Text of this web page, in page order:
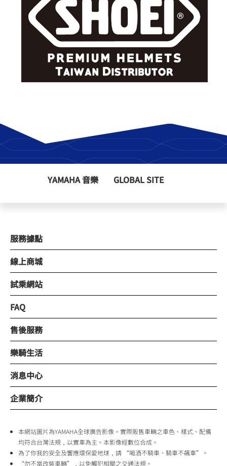
YAMAHA 音樂 GLOBAL SITE
服務據點
線上商城
試乘網站
FAQ
售後服務
樂騎生活
消息中心
企業簡介
本網站圖片為YAMAHA全球廣告影像。實際販售車輛之車色、樣式、配備
均符合台灣法規，以實車為主。本影像經數位合成。
為了你我的安全及響應環保愛地球，請 “喝酒不騎車、騎車不飆車”。
“勿不當改裝車輛”，以免觸犯相關之交通法規。